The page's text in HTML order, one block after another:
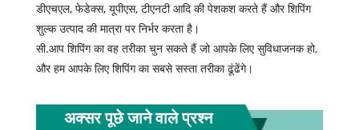
डीएचएल, फेडेक्स, यूपीएस, टीएनटी आदि की पेशकश करते हैं और शिपिंग
शुल्क उत्पाद की मात्रा पर निर्भर करता है।
सी.आप शिपिंग का वह तरीका चुन सकते हैं जो आपके लिए सुविधाजनक हो,
और हम आपके लिए शिपिंग का सबसे सस्ता तरीका ढूंढेंगे।
अक्सर पूछे जाने वाले प्रश्न